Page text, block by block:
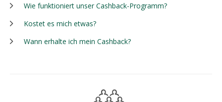
Wie funktioniert unser Cashback-Programm?
Kostet es mich etwas?
Wann erhalte ich mein Cashback?